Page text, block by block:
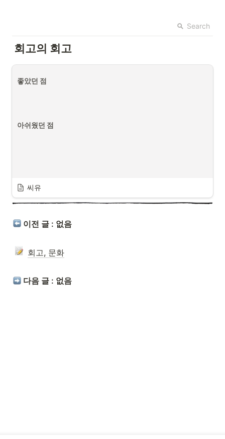
Search
회고의 회고
좋았던 점
아쉬웠던 점
씨유
이전 글 : 없음
회고, 문화
다음 글 : 없음